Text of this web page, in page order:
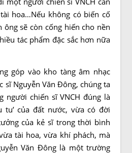
hoa…Nếu không có biến cố
ông sẽ còn cống hiến cho nền
tác phẩm đặc sắc hơn nữa
góp vào kho tàng âm nhạc
sĩ Nguyễn Văn Đông, chúng ta
người chiến sĩ VNCH đúng là
tu’ của đất nước, vừa có đời
của kẻ sĩ trong thời bình
tài hoa, vừa khí phách, mà
Văn Đông là một trường